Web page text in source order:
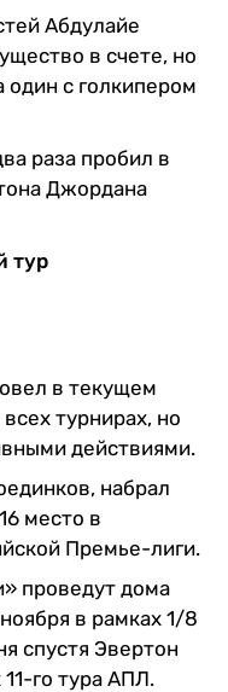
Абдулайе
в счете, но
один с голкипером
раза пробил в
Джордана
тур
в текущем
турнирах, но
действиями.
набрал
место в
Премье-лиги.
проведут дома
в рамках 1/8
спустя Эвертон
го тура АПЛ.